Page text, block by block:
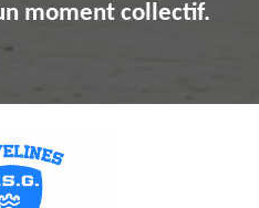
moment collectif.